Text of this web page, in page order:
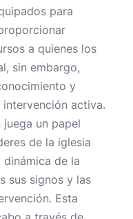
para
a quienes los
sin embargo,
y
activa.
un papel
de la iglesia
de la
sus signos y las
Esta